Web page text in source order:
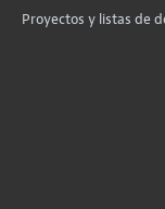
Proyectos y listas de